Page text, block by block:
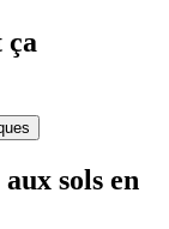
ça
sols en